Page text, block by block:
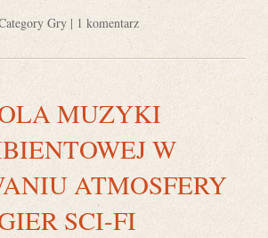
Gry | 1 komentarz
MUZYKI
W
ATMOSFERY
SCI-FI